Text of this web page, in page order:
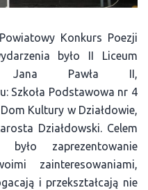
Konkurs Poezji
było II Liceum
Jana Pawła II,
Szkoła Podstawowa nr 4
Kultury w Działdowie,
Działdowski. Celem
było zaprezentowanie
zainteresowaniami,
i przekształcają nie